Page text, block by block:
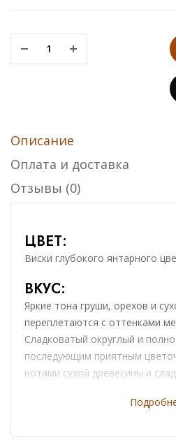
Описание
Оплата и доставка
Отзывы (0)
ЦВЕТ:
Виски глубокого янтарного
ВКУС:
Яркие тона груши, орехов и
переплетаются с оттенками
Сладковатый округлый и
последующим приятным
нотами сухой древесины и
свежесрезанной черемухи.
0₸
0₸
20 245
Выдержка
18 лет
10 лет